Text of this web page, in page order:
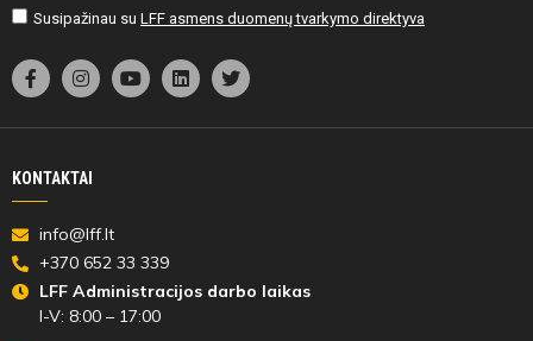
Susipažinau su LFF asmens duomenų tvarkymo direktyva
KONTAKTAI
info@lff.lt
+370 652 33 339
LFF Administracijos darbo laikas
I-V: 8:00 – 17:00